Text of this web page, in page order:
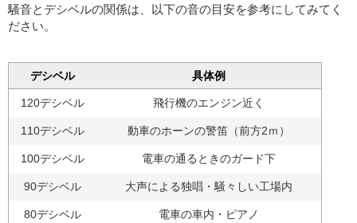
騒音とデシベルの関係は、以下の音の目安を参考にしてみてく
ださい。
デシベル 具体例
120デシベル 飛行機のエンジン近く
110デシベル 動車のホーンの警笛（前方2ｍ）
100デシベル 電車の通るときのガード下
90デシベル 大声による独唱・騒々しい工場内
80デシベル 電車の車内・ピアノ